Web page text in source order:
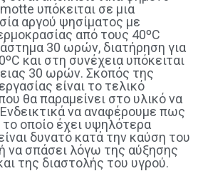
υπόκειται σε μια
αργού ψησίματος με
από τους 40ºC
30 ωρών, διατήρηση για
και στη συνέχεια υπόκειται
30 ωρών. Σκοπός της
είναι το τελικό
θα παραμείνει στο υλικό να
να αναφέρουμε πως
το οποίο έχει υψηλότερα
δυνατό κατά την καύση του
να σπάσει λόγω της αύξησης
της διαστολής του υγρού.